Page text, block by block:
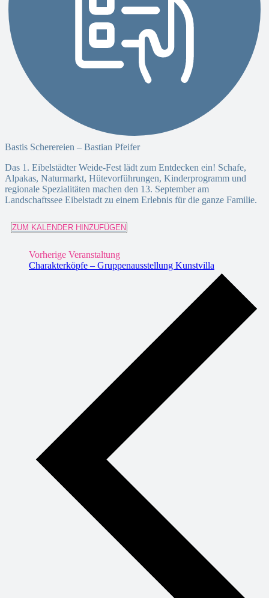
Bastis Scherereien – Bastian Pfeifer
Das 1. Eibelstädter Weide-Fest lädt zum Entdecken ein! Schafe,
Alpakas, Naturmarkt, Hütevorführungen, Kinderprogramm und
regionale Spezialitäten machen den 13. September am
Landschaftssee Eibelstadt zu einem Erlebnis für die ganze Familie.
ZUM KALENDER HINZUFÜGEN
Vorherige Veranstaltung
Charakterköpfe – Gruppenausstellung Kunstvilla